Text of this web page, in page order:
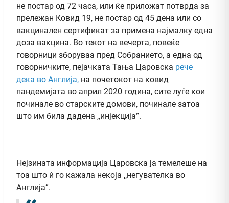
не постар од 72 часа, или ќе приложат потврда за
прележан Ковид 19, не постар од 45 дена или со
вакцинален сертификат за примена најмалку една
доза вакцина. Во текот на вечерта, повеќе
говорници зборуваа пред Собранието, а една од
говорничките, пејачката Тања Царовска рече
дека во Англија, на почетокот на ковид
пандемијата во април 2020 година, сите луѓе кои
починале во старските домови, починале затоа
што им била дадена ,,инјекција”.
Нејзината информација Царовска ја темелеше на
тоа што ѝ го кажала некоја ,,негувателка во
Англија”.